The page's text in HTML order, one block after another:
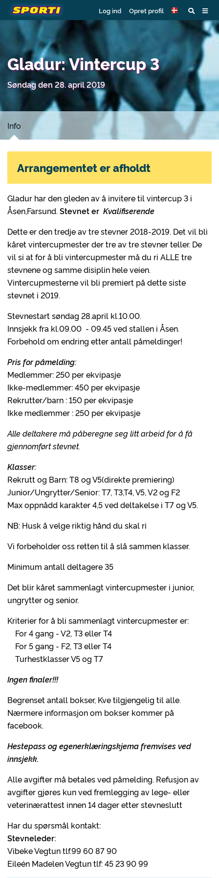
Log ind Opret profil
Gladur: Vintercup 3
Søndag den 28. april 2019
Info
Gladur har den gleden av å invitere til vintercup 3 i
Åsen,Farsund. Stevnet er Kvalifiserende
Dette er den tredje av tre stevner 2018-2019. Det vil bli
kåret vintercupmester der tre av tre stevner teller. De
vil si at for å bli vintercupmester må du ri ALLE tre
stevnene og samme disiplin hele veien.
Vintercupmesterne vil bli premiert på dette siste
stevnet i 2019.
Stevnestart søndag 28.april kl.10.00.
Innsjekk fra kl.09.00 - 09.45 ved stallen i Åsen.
Forbehold om endring etter antall påmeldinger!
Pris for påmelding:
Medlemmer: 250 per ekvipasje
Ikke-medlemmer: 450 per ekvipasje
Rekrutter/barn : 150 per ekvipasje
Ikke medlemmer : 250 per ekvipasje
Alle deltakere må påberegne seg litt arbeid for å få
gjennomført stevnet.
Klasser:
Rekrutt og Barn: T8 og V5(direkte premiering)
Junior/Ungrytter/Senior: T7, T3,T4, V5, V2 og F2
Max oppnådd karakter 4,5 ved deltakelse i T7 og V5.
NB: Husk å velge riktig hånd du skal ri
Vi forbeholder oss retten til å slå sammen klasser.
Minimum antall deltagere 35
Det blir kåret sammenlagt vintercupmester i junior,
ungrytter og senior.
Kriterier for å bli sammenlagt vintercupmester er:
For 4 gang - V2, T3 eller T4
For 5 gang - F2, T3 eller T4
Turhestklasser V5 og T7
Ingen finaler!!!
Begrenset antall bokser, Kve tilgjengelig til alle.
Nærmere informasjon om bokser kommer på
facebook.
Hestepass og egenerklæringskjema fremvises ved
innsjekk.
Alle avgifter må betales ved påmelding. Refusjon av
avgifter gjøres kun ved fremlegging av lege- eller
veterinærattest innen 14 dager etter stevneslutt
Har du spørsmål kontakt:
Stevneleder:
Vibeke Vegtun tlf.99 60 87 90
Eileén Madelen Vegtun tlf: 45 23 90 99
Arrangementet er afholdt